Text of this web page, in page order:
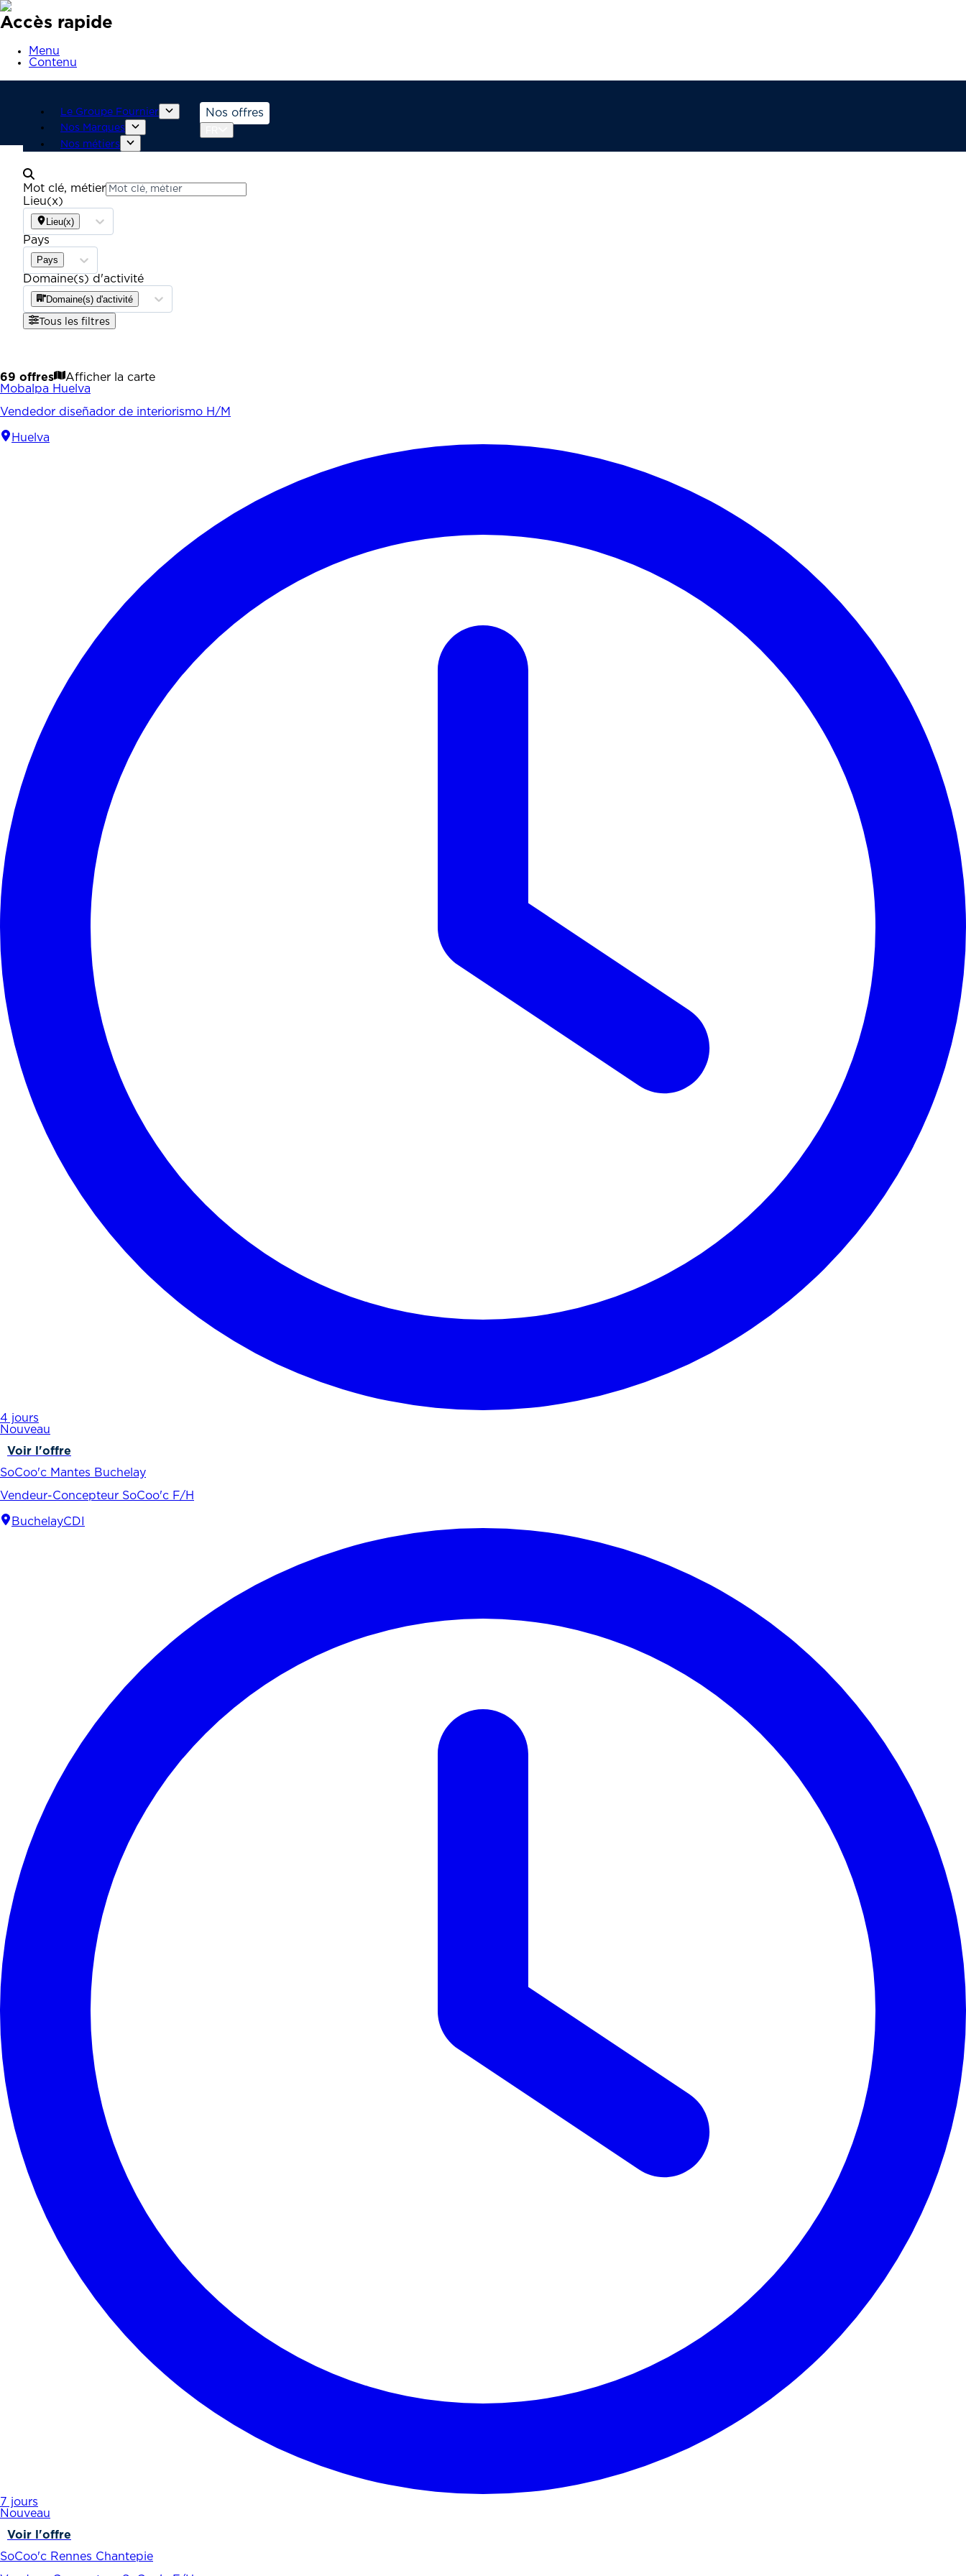
Accès rapide
Menu
Contenu
Le Groupe Fournier
Nos Marques
Nos métiers
Nos offres
Mot clé, métier
Lieu(x)
Lieu(x)
Pays
Pays
Domaine(s) d'activité
Domaine(s) d'activité
Tous les filtres
69 offres
Afficher la carte
Mobalpa Huelva
Vendedor diseñador de interiorismo H/M
Huelva
4 jours
Nouveau
Voir l'offre
SoCoo'c Mantes Buchelay
Vendeur-Concepteur SoCoo'c F/H
BuchelayCDI
7 jours
Nouveau
Voir l'offre
SoCoo'c Rennes Chantepie